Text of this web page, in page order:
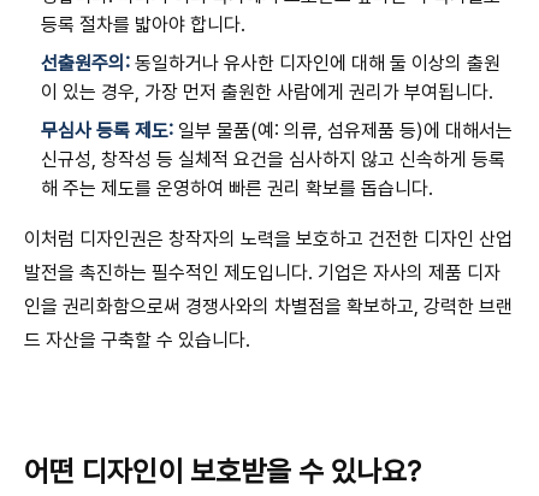
등록 절차를 밟아야 합니다.
선출원주의: 동일하거나 유사한 디자인에 대해 둘 이상의 출원
이 있는 경우, 가장 먼저 출원한 사람에게 권리가 부여됩니다.
무심사 등록 제도: 일부 물품(예: 의류, 섬유제품 등)에 대해서는
신규성, 창작성 등 실체적 요건을 심사하지 않고 신속하게 등록
해 주는 제도를 운영하여 빠른 권리 확보를 돕습니다.
이처럼 디자인권은 창작자의 노력을 보호하고 건전한 디자인 산업
발전을 촉진하는 필수적인 제도입니다. 기업은 자사의 제품 디자
인을 권리화함으로써 경쟁사와의 차별점을 확보하고, 강력한 브랜
드 자산을 구축할 수 있습니다.
어떤 디자인이 보호받을 수 있나요?